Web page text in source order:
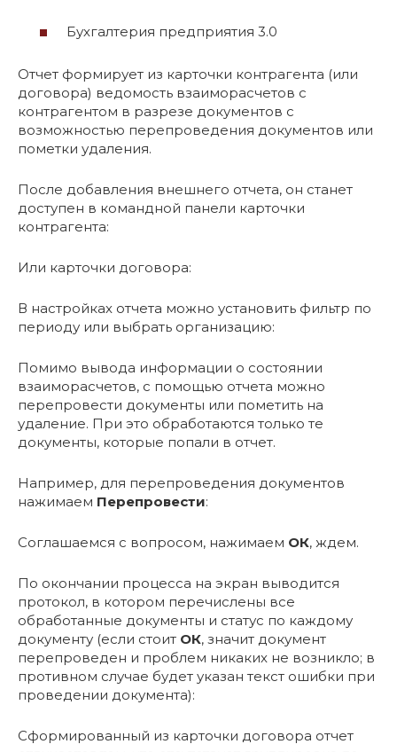
Бухгалтерия предприятия 3.0
Отчет формирует из карточки контрагента (или
договора) ведомость взаиморасчетов с
контрагентом в разрезе документов с
возможностью перепроведения документов или
пометки удаления.
После добавления внешнего отчета, он станет
доступен в командной панели карточки
контрагента:
Или карточки договора:
В настройках отчета можно установить фильтр по
периоду или выбрать организацию:
Помимо вывода информации о состоянии
взаиморасчетов, с помощью отчета можно
перепровести документы или пометить на
удаление. При это обработаются только те
документы, которые попали в отчет.
Например, для перепроведения документов
нажимаем Перепровести:
Соглашаемся с вопросом, нажимаем ОК, ждем.
По окончании процесса на экран выводится
протокол, в котором перечислены все
обработанные документы и статус по каждому
документу (если стоит ОК, значит документ
перепроведен и проблем никаких не возникло; в
противном случае будет указан текст ошибки при
проведении документа):
Сформированный из карточки договора отчет